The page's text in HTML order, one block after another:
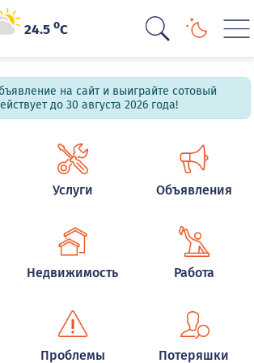
24.5oC
на сайт и выиграйте сотовый
до 30 августа 2026 года!
Услуги Объявления
Недвижимость Работа
Проблемы Потеряшки